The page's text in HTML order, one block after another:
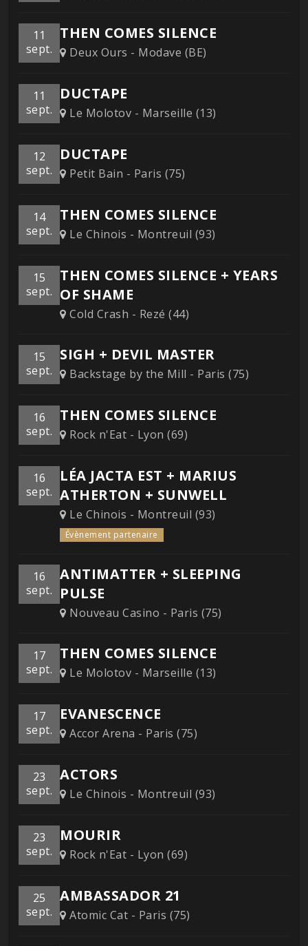
11
sept.
THEN COMES SILENCE
Deux Ours - Modave (BE)
11
sept.
DUCTAPE
Le Molotov - Marseille (13)
12
sept.
DUCTAPE
Petit Bain - Paris (75)
14
sept.
THEN COMES SILENCE
Le Chinois - Montreuil (93)
15
sept.
THEN COMES SILENCE + YEARS
OF SHAME
Cold Crash - Rezé (44)
15
sept.
SIGH + DEVIL MASTER
Backstage by the Mill - Paris (75)
16
sept.
THEN COMES SILENCE
Rock n'Eat - Lyon (69)
16
sept.
LÉA JACTA EST + MARIUS
ATHERTON + SUNWELL
Le Chinois - Montreuil (93)
Évènement partenaire
16
sept.
ANTIMATTER + SLEEPING
PULSE
Nouveau Casino - Paris (75)
17
sept.
THEN COMES SILENCE
Le Molotov - Marseille (13)
17
sept.
EVANESCENCE
Accor Arena - Paris (75)
23
sept.
ACTORS
Le Chinois - Montreuil (93)
23
sept.
MOURIR
Rock n'Eat - Lyon (69)
25
sept.
AMBASSADOR 21
Atomic Cat - Paris (75)